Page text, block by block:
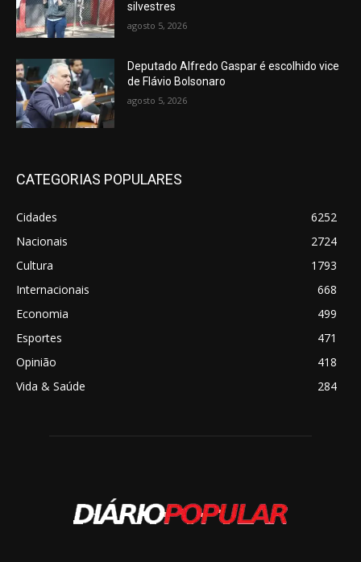
silvestres
agosto 5, 2026
Deputado Alfredo Gaspar é escolhido vice
de Flávio Bolsonaro
agosto 5, 2026
CATEGORIAS POPULARES
Cidades
6252
Nacionais
2724
Cultura
1793
Internacionais
668
Economia
499
Esportes
471
Opinião
418
Vida & Saúde
284